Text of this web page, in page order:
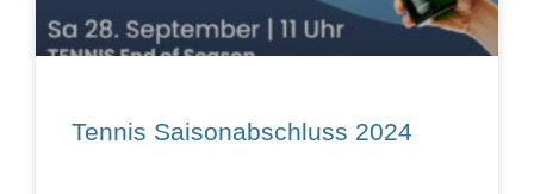
Tennis Saisonabschluss 2024